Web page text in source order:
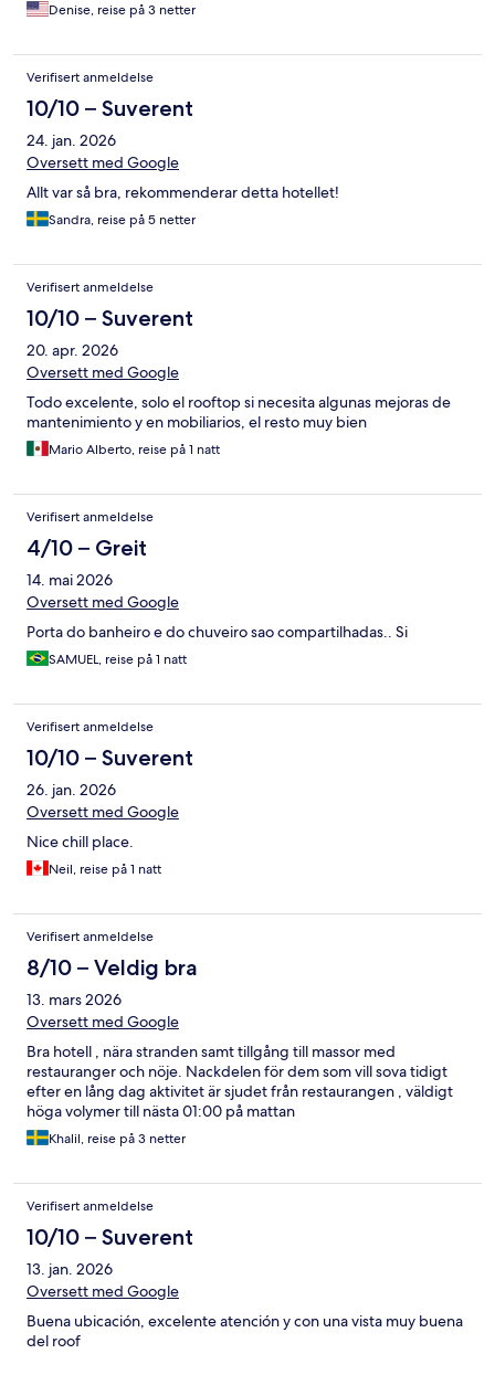
Denise, reise på 3 netter
Verifisert anmeldelse
10/10 – Suverent
24. jan. 2026
Oversett med Google
Allt var så bra, rekommenderar detta hotellet!
Sandra, reise på 5 netter
Verifisert anmeldelse
10/10 – Suverent
20. apr. 2026
Oversett med Google
Todo excelente, solo el rooftop si necesita algunas mejoras de
mantenimiento y en mobiliarios, el resto muy bien
Mario Alberto, reise på 1 natt
Verifisert anmeldelse
4/10 – Greit
14. mai 2026
Oversett med Google
Porta do banheiro e do chuveiro sao compartilhadas.. Si
SAMUEL, reise på 1 natt
Verifisert anmeldelse
10/10 – Suverent
26. jan. 2026
Oversett med Google
Nice chill place.
Neil, reise på 1 natt
Verifisert anmeldelse
8/10 – Veldig bra
13. mars 2026
Oversett med Google
Bra hotell , nära stranden samt tillgång till massor med
restauranger och nöje. Nackdelen för dem som vill sova tidigt
efter en lång dag aktivitet är sjudet från restaurangen , väldigt
höga volymer till nästa 01:00 på mattan
Khalil, reise på 3 netter
Verifisert anmeldelse
10/10 – Suverent
13. jan. 2026
Oversett med Google
Buena ubicación, excelente atención y con una vista muy buena
del roof